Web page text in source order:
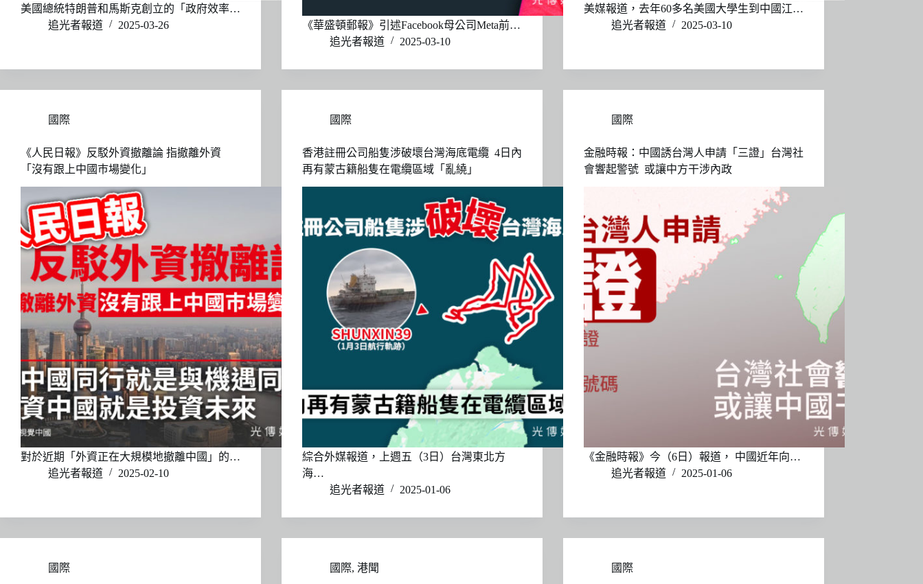
美國總統特朗普和馬斯克創立的「政府效率…
追光者報道
2025-03-26
《華盛頓郵報》引述Facebook母公司Meta前…
追光者報道
2025-03-10
美媒報道，去年60多名美國大學生到中國江…
追光者報道
2025-03-10
國際
《人民日報》反駁外資撤離論 指撤離外資
「沒有跟上中國巿場變化」
對於近期「外資正在大規模地撤離中國」的…
追光者報道
2025-02-10
國際
香港註冊公司船隻涉破壞台灣海底電纜 4日內
再有蒙古籍船隻在電纜區域「亂繞」
綜合外媒報道，上週五（3日）台灣東北方
海…
追光者報道
2025-01-06
國際
金融時報：中國誘台灣人申請「三證」台灣社
會響起警號 或讓中方干涉內政
《金融時報》今（6日）報道， 中國近年向…
追光者報道
2025-01-06
國際 國際, 港聞 國際